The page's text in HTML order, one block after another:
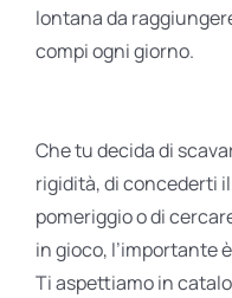
lontana da
compi ogni giorno.
Che tu decida di
rigidità, di concederti
pomeriggio o di
in gioco, l’importante
Ti aspettiamo in